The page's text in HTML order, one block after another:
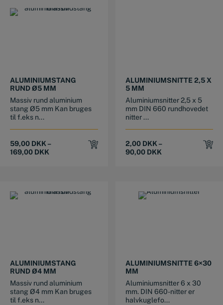
ALUMINIUMSTANG
RUND Ø5 MM
Massiv rund aluminium
stang Ø5 mm Kan bruges
til f.eks n...
59,00 DKK –
169,00 DKK
ALUMINIUMSNITTE 2,5 X
5 MM
Aluminiumsnitter 2,5 x 5
mm DIN 660 rundhovedet
nitter ...
2,00 DKK –
90,00 DKK
ALUMINIUMSTANG
RUND Ø4 MM
Massiv rund aluminium
stang Ø4 mm Kan bruges
til f.eks n...
ALUMINIUMSNITTE 6×30
MM
Aluminiumsnitter 6 x 30
mm. DIN 660-nitter er
halvkuglefo...